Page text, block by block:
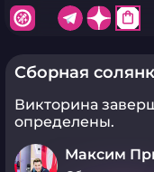
shopping_bag
Сборная
Викторина
определены.
Максим